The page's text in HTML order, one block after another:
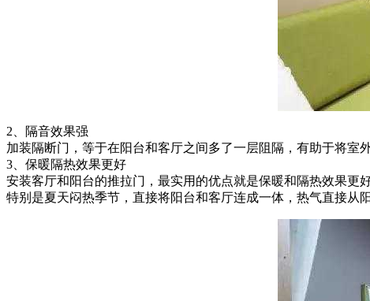
2、隔音效果强
加装隔断门，等于在阳台和客厅之间多了一层阻隔，有助于将室
3、保暖隔热效果更好
安装客厅和阳台的推拉门，最实用的优点就是保暖和隔热效果更
特别是夏天闷热季节，直接将阳台和客厅连成一体，热气直接从